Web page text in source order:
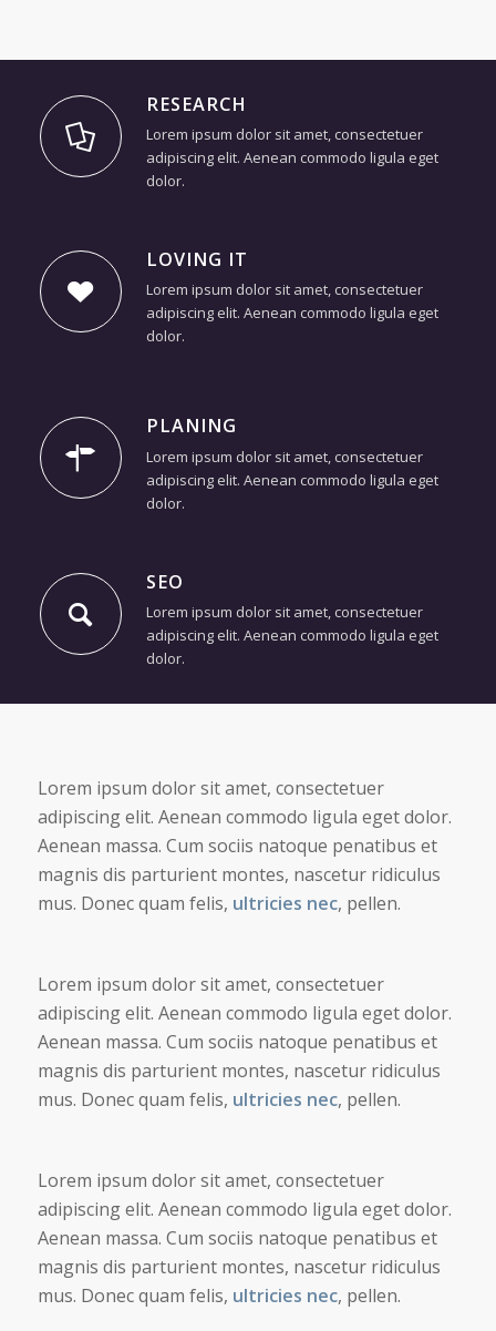
RESEARCH
Lorem ipsum dolor sit amet, consectetuer
adipiscing elit. Aenean commodo ligula eget
dolor.
LOVING IT
Lorem ipsum dolor sit amet, consectetuer
adipiscing elit. Aenean commodo ligula eget
dolor.
PLANING
Lorem ipsum dolor sit amet, consectetuer
adipiscing elit. Aenean commodo ligula eget
dolor.
SEO
Lorem ipsum dolor sit amet, consectetuer
adipiscing elit. Aenean commodo ligula eget
dolor.
Lorem ipsum dolor sit amet, consectetuer
adipiscing elit. Aenean commodo ligula eget dolor.
Aenean massa. Cum sociis natoque penatibus et
magnis dis parturient montes, nascetur ridiculus
mus. Donec quam felis, ultricies nec, pellen.
Lorem ipsum dolor sit amet, consectetuer
adipiscing elit. Aenean commodo ligula eget dolor.
Aenean massa. Cum sociis natoque penatibus et
magnis dis parturient montes, nascetur ridiculus
mus. Donec quam felis, ultricies nec, pellen.
Lorem ipsum dolor sit amet, consectetuer
adipiscing elit. Aenean commodo ligula eget dolor.
Aenean massa. Cum sociis natoque penatibus et
magnis dis parturient montes, nascetur ridiculus
mus. Donec quam felis, ultricies nec, pellen.